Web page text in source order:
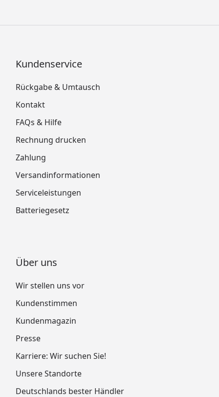
Kundenservice
Rückgabe & Umtausch
Kontakt
FAQs & Hilfe
Rechnung drucken
Zahlung
Versandinformationen
Serviceleistungen
Batteriegesetz
Über uns
Wir stellen uns vor
Kundenstimmen
Kundenmagazin
Presse
Karriere: Wir suchen Sie!
Unsere Standorte
Deutschlands bester Händler